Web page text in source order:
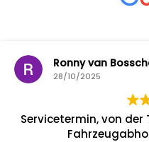
Ronny van
28/10/2025
Servicetermin, von